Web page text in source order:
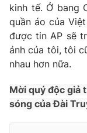
THỜI BÁO VTV
Theo dõi báo trên
kinh tế. Ở bang
quần áo của
được tin AP sẽ
ảnh của tôi, tôi
nhau hơn nữa.
Mời quý độc giả
sóng của Đài